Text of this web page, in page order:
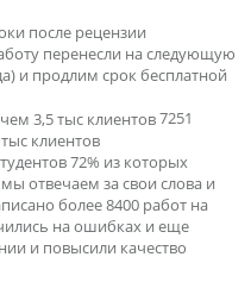
после рецензии
перенесли на следующую
и продлим срок бесплатной
7251
клиентов
72% из которых
отвечаем за свои слова и
более 8400 работ на
на ошибках и еще
и повысили качество